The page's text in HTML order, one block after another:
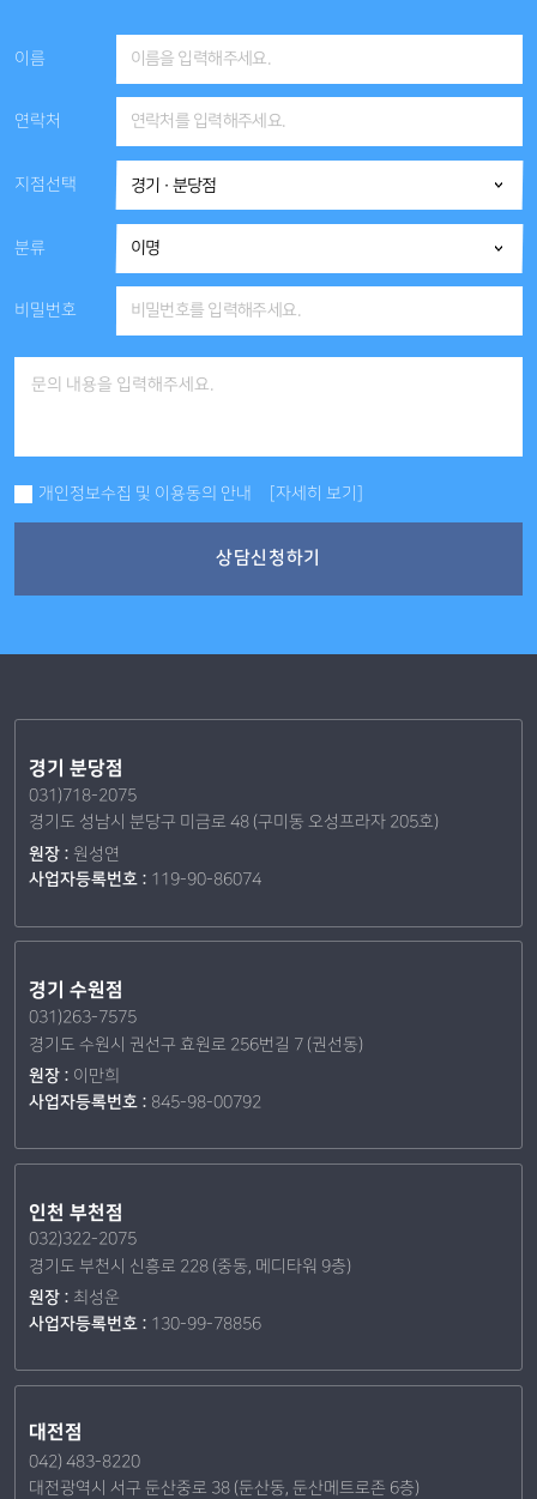
이름
연락처
지점선택
분류
비밀번호
개인정보수집 및 이용동의 안내 [자세히 보기]
상담신청하기
경기 분당점
031)718-2075
경기도 성남시 분당구 미금로 48 (구미동 오성프라자 205호)
원장 : 원성연
사업자등록번호 : 119-90-86074
경기 수원점
031)263-7575
경기도 수원시 권선구 효원로 256번길 7 (권선동)
원장 : 이만희
사업자등록번호 : 845-98-00792
인천 부천점
032)322-2075
경기도 부천시 신흥로 228 (중동, 메디타워 9층)
원장 : 최성운
사업자등록번호 : 130-99-78856
대전점
042) 483-8220
대전광역시 서구 둔산중로 38 (둔산동, 둔산메트로존 6층)